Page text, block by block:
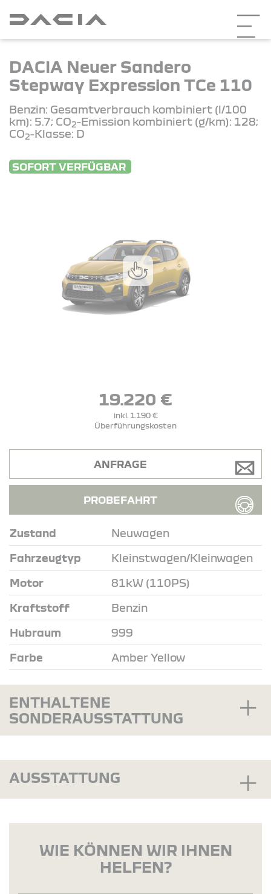
DACIA Neuer Sandero
Stepway Expression TCe 110
Benzin: Gesamtverbrauch kombiniert (l/100
km): 5.7; CO2-Emission kombiniert (g/km): 128;
CO2-Klasse: D
SOFORT VERFÜGBAR
19.220 €
inkl. 1.190 €
Überführungskosten
Zustand Neuwagen
Fahrzeugtyp Kleinstwagen/Kleinwagen
Motor 81kW (110PS)
Kraftstoff Benzin
Hubraum 999
Farbe Amber Yellow
ANFRAGE
PROBEFAHRT
ENTHALTENE
SONDERAUSSTATTUNG
AUSSTATTUNG
WIE KÖNNEN WIR IHNEN
HELFEN?